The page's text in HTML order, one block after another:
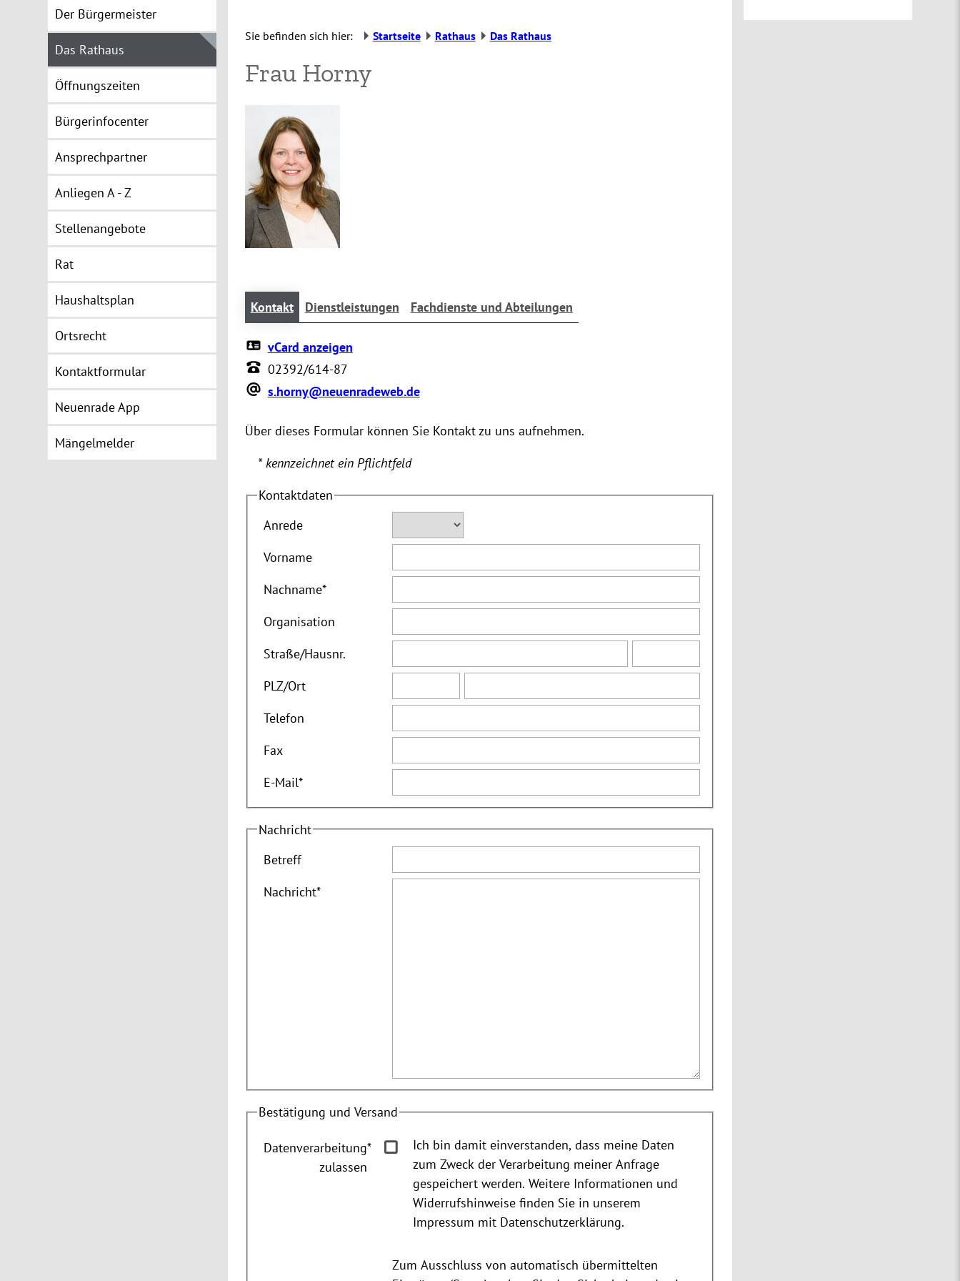
Der Bürgermeister
Das Rathaus
Öffnungszeiten
Bürgerinfocenter
Ansprechpartner
Anliegen A - Z
Stellenangebote
Rat
Haushaltsplan
Ortsrecht
Kontaktformular
Neuenrade App
Mängelmelder
Sie befinden sich hier: Startseite Rathaus Das Rathaus
Frau Horny
Kontakt Dienstleistungen Fachdienste und Abteilungen
vCard anzeigen
02392/614-87
s.horny@neuenradeweb.de
Über dieses Formular können Sie Kontakt zu uns aufnehmen.
* kennzeichnet ein Pflichtfeld
Kontaktdaten
Anrede
Vorname
Nachname*
Organisation
Straße/Hausnr.
PLZ/Ort
Telefon
Fax
E-Mail*
Nachricht
Betreff
Nachricht*
Bestätigung und Versand
Datenverarbeitung
zulassen
*
Ich bin damit einverstanden, dass meine Daten
zum Zweck der Verarbeitung meiner Anfrage
gespeichert werden. Weitere Informationen und
Widerrufshinweise finden Sie in unserem
Impressum mit Datenschutzerklärung.
Zum Ausschluss von automatisch übermittelten